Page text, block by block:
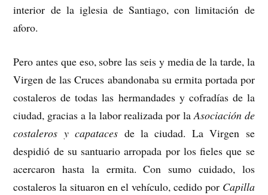
interior de la iglesia de Santiago, con limitación de
aforo.
Pero antes que eso, sobre las seis y media de la tarde, la
Virgen de las Cruces abandonaba su ermita portada por
costaleros de todas las hermandades y cofradías de la
ciudad, gracias a la labor realizada por laAsociación de
costaleros y capataces de la ciudad. La Virgen se
despidió de su santuario arropada por los fieles que se
acercaron hasta la ermita. Con sumo cuidado, los
costaleros la situaron en el vehículo, cedido por Capilla